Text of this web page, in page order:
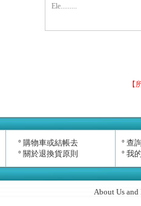
Ele.........
【
° 購物車或結帳去
° 關於退換貨原則
° 查
° 我
About Us and